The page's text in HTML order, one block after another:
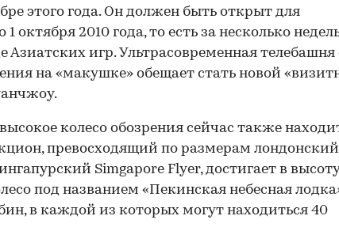
этого года. Он должен быть открыт для
1 октября 2010 года, то есть за несколько
Азиатских игр. Ультрасовременная телебашня
на «макушке» обещает стать новой
колесо обозрения сейчас также
превосходящий по размерам лондонский
Simgapore Flyer, достигает в высоту
под названием «Пекинская небесная
в каждой из которых могут находиться 40